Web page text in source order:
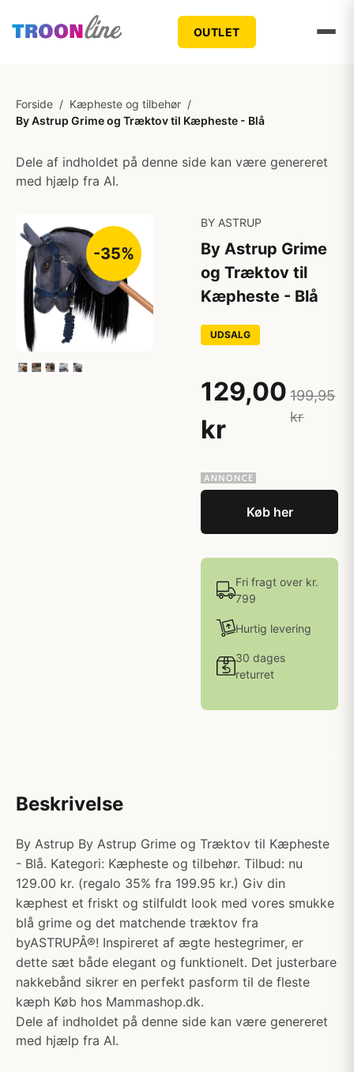
OUTLET
Forside / Kæpheste og tilbehør /
By Astrup Grime og Træktov til Kæpheste - Blå
Dele af indholdet på denne side kan være genereret
med hjælp fra AI.
-35%
BY ASTRUP
By Astrup Grime
og Træktov til
Kæpheste - Blå
UDSALG
129,00
kr
199,95
kr
Køb her
Fri fragt over kr.
799
Hurtig levering
30 dages
returret
Beskrivelse
By Astrup By Astrup Grime og Træktov til Kæpheste
- Blå. Kategori: Kæpheste og tilbehør. Tilbud: nu
129.00 kr. (regalo 35% fra 199.95 kr.) Giv din
kæphest et friskt og stilfuldt look med vores smukke
blå grime og det matchende træktov fra
byASTRUPÂ®! Inspireret af ægte hestegrimer, er
dette sæt både elegant og funktionelt. Det justerbare
nakkebånd sikrer en perfekt pasform til de fleste
kæph Køb hos Mammashop.dk.
Dele af indholdet på denne side kan være genereret
med hjælp fra AI.